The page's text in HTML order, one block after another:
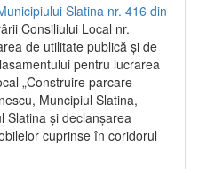
Slatina nr. 416 din
Consiliului Local nr.
de utilitate publică și de
pentru lucrarea
„Construire parcare
Muncipiul Slatina,
Slatina și declanșarea
cuprinse în coridorul